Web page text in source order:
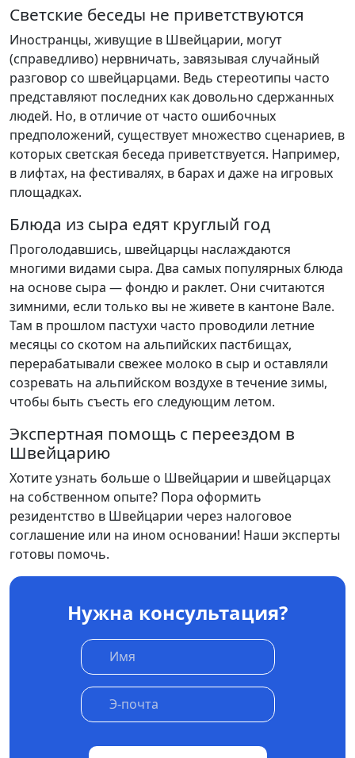
Светские беседы не приветствуются
Иностранцы, живущие в Швейцарии, могут
(справедливо) нервничать, завязывая случайный
разговор со швейцарцами. Ведь стереотипы часто
представляют последних как довольно сдержанных
людей. Но, в отличие от часто ошибочных
предположений, существует множество сценариев, в
которых светская беседа приветствуется. Например,
в лифтах, на фестивалях, в барах и даже на игровых
площадках.
Блюда из сыра едят круглый год
Проголодавшись, швейцарцы наслаждаются
многими видами сыра. Два самых популярных блюда
на основе сыра — фондю и раклет. Они считаются
зимними, если только вы не живете в кантоне Вале.
Там в прошлом пастухи часто проводили летние
месяцы со скотом на альпийских пастбищах,
перерабатывали свежее молоко в сыр и оставляли
созревать на альпийском воздухе в течение зимы,
чтобы быть съесть его следующим летом.
Экспертная помощь с переездом в
Швейцарию
Хотите узнать больше о Швейцарии и швейцарцах
на собственном опыте? Пора оформить
резидентство в Швейцарии через налоговое
соглашение или на ином основании! Наши эксперты
готовы помочь.
Нужна консультация?